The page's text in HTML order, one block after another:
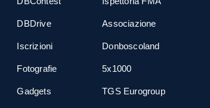
DBDrive
Iscrizioni
Fotografie
Gadgets
Associazione
Donboscoland
5x1000
TGS Eurogroup